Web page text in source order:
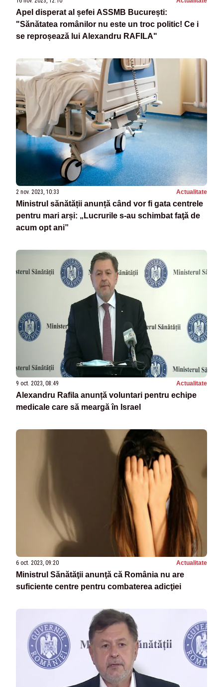
Apel disperat al șefei ASSMB București:
"Sănătatea românilor nu este un troc politic! Ce i
se reproșează lui Alexandru RAFILA"
2 nov. 2023, 10:33 Actualitate
Ministrul sănătății anunță când vor fi gata centrele
pentru mari arși: „Lucrurile s-au schimbat faţă de
acum opt ani”
9 oct. 2023, 08:49 Actualitate
Alexandru Rafila anunță voluntari pentru echipe
medicale care să meargă în Israel
6 oct. 2023, 09:20 Actualitate
Ministrul Sănătăţii anunţă că România nu are
suficiente centre pentru combaterea adicţiei